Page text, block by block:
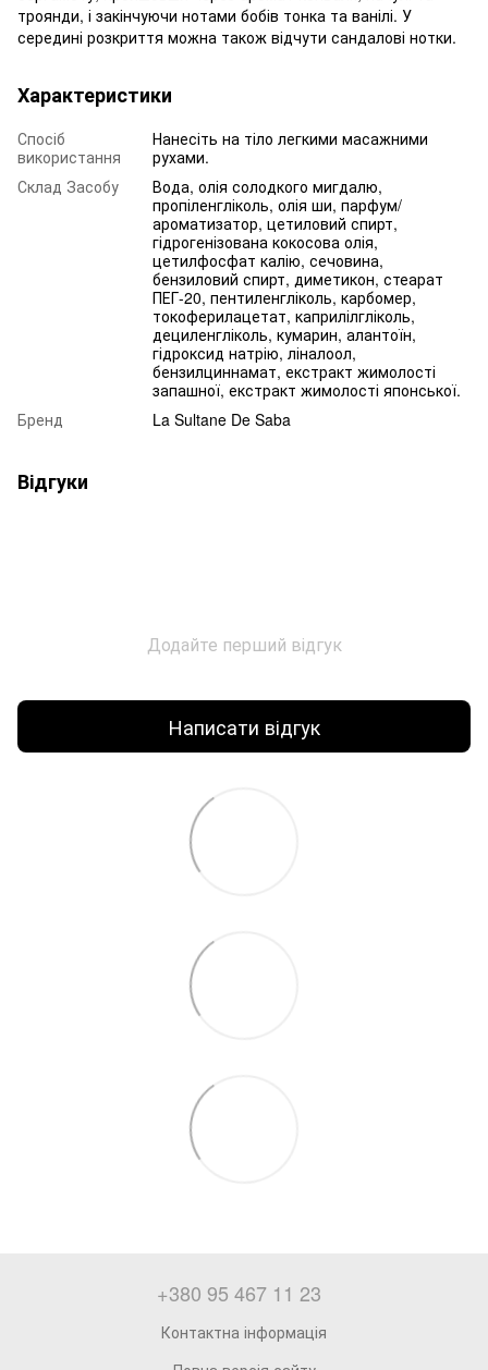
троянди, і закінчуючи нотами бобів тонка та ванілі. У
середині розкриття можна також відчути сандалові нотки.
Характеристики
Спосіб
використання
Нанесіть на тіло легкими масажними
рухами.
Склад Засобу
Вода, олія солодкого мигдалю,
пропіленгліколь, олія ши, парфум/
ароматизатор, цетиловий спирт,
гідрогенізована кокосова олія,
цетилфосфат калію, сечовина,
бензиловий спирт, диметикон, стеарат
ПЕГ-20, пентиленгліколь, карбомер,
токоферилацетат, каприлілгліколь,
дециленгліколь, кумарин, алантоїн,
гідроксид натрію, ліналоол,
бензилциннамат, екстракт жимолості
запашної, екстракт жимолості японської.
Бренд
La Sultane De Saba
Відгуки
Додайте перший відгук
Написати відгук
+380 95 467 11 23
Контактна інформація